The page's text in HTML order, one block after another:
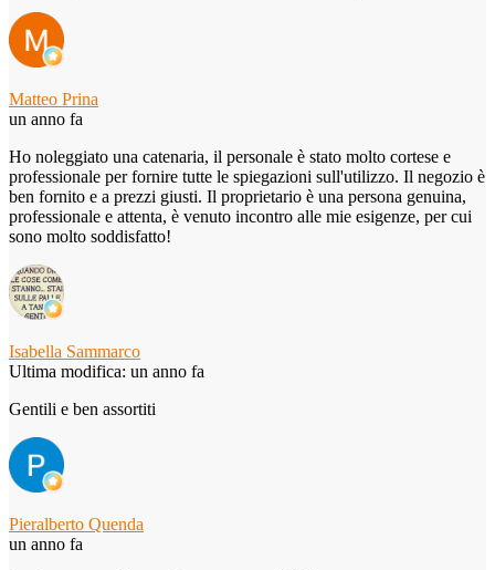
Matteo Prina
un anno fa
Ho noleggiato una catenaria, il personale è stato molto cortese e
professionale per fornire tutte le spiegazioni sull'utilizzo. Il negozio è
ben fornito e a prezzi giusti. Il proprietario è una persona genuina,
professionale e attenta, è venuto incontro alle mie esigenze, per cui
sono molto soddisfatto!
Isabella Sammarco
Ultima modifica: un anno fa
Gentili e ben assortiti
Pieralberto Quenda
un anno fa